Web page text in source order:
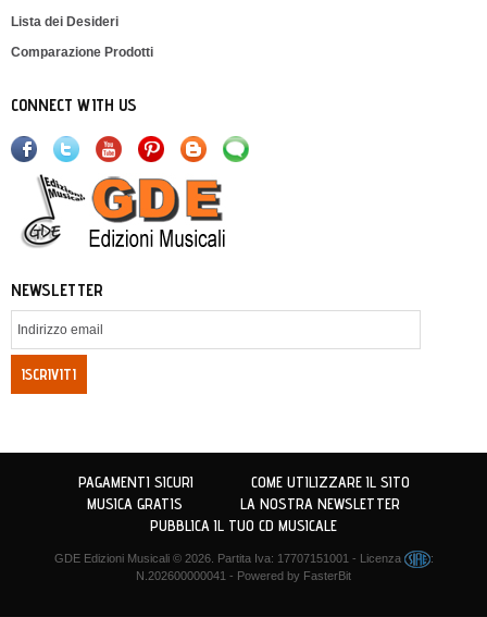
Lista dei Desideri
Comparazione Prodotti
CONNECT WITH US
NEWSLETTER
ISCRIVITI
PAGAMENTI SICURI
COME UTILIZZARE IL SITO
MUSICA GRATIS
LA NOSTRA NEWSLETTER
PUBBLICA IL TUO CD MUSICALE
GDE Edizioni Musicali© 2026. Partita Iva: 17707151001 - Licenza
:
N.202600000041 - Powered by FasterBit